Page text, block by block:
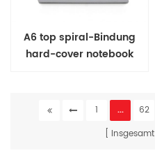
A6 top spiral-Bindung
hard-cover notebook
1 ... 62
Insgesamt